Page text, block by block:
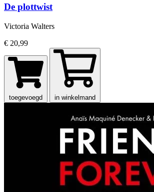
De plottwist
Victoria Walters
€ 20,99
toegevoegd in winkelmand